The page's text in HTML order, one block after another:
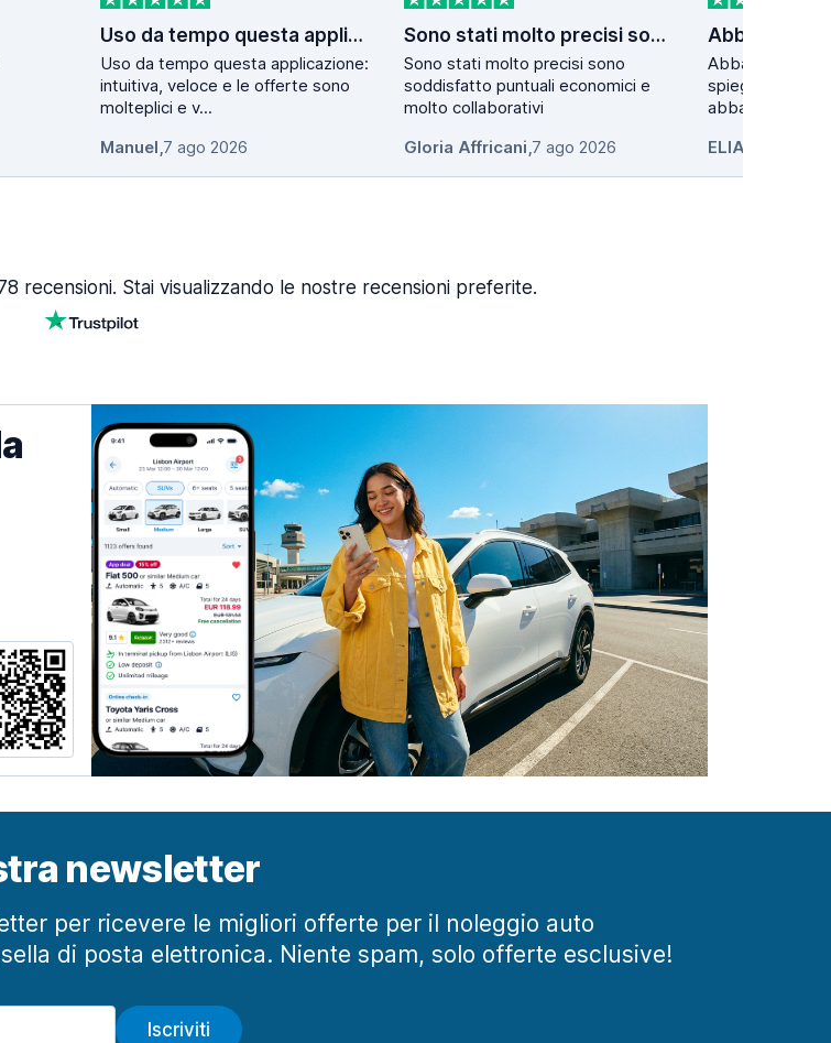
Uso da tempo questa applicazione
Uso da tempo questa applicazione:
intuitiva, veloce e le offerte sono
molteplici e v...
Manuel,7 ago 2026
Sono stati molto precisi sono…
Sono stati molto precisi sono
soddisfatto puntuali economici e
molto collaborativi
Gloria Affricani,7 ago 2026
Abbastanza
spiegazioni.
abbastanza grande.
ELIA GIOVANNI
recensioni. Stai visualizzando le nostre recensioni preferite.
newsletter
per ricevere le migliori offerte per il noleggio auto
di posta elettronica. Niente spam, solo offerte esclusive!
Iscriviti